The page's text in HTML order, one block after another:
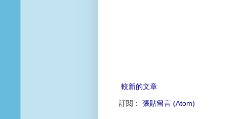
較新的文章
訂閱： 張貼留言 (Atom)